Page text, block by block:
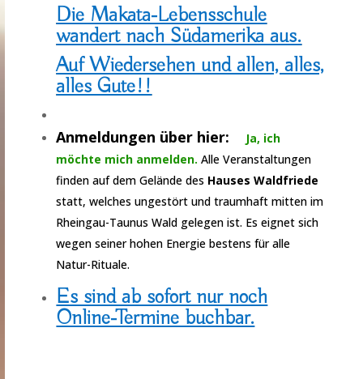
Die Makata-Lebensschule
wandert nach Südamerika aus.
Auf Wiedersehen und allen, alles,
alles Gute!!
Anmeldungen über hier:
Ja, ich
möchte mich anmelden. Alle Veranstaltungen
finden auf dem Gelände des Hauses Waldfriede
statt, welches ungestört und traumhaft mitten im
Rheingau-Taunus Wald gelegen ist. Es eignet sich
wegen seiner hohen Energie bestens für alle
Natur-Rituale.
Es sind ab sofort nur noch
Online-Termine buchbar.